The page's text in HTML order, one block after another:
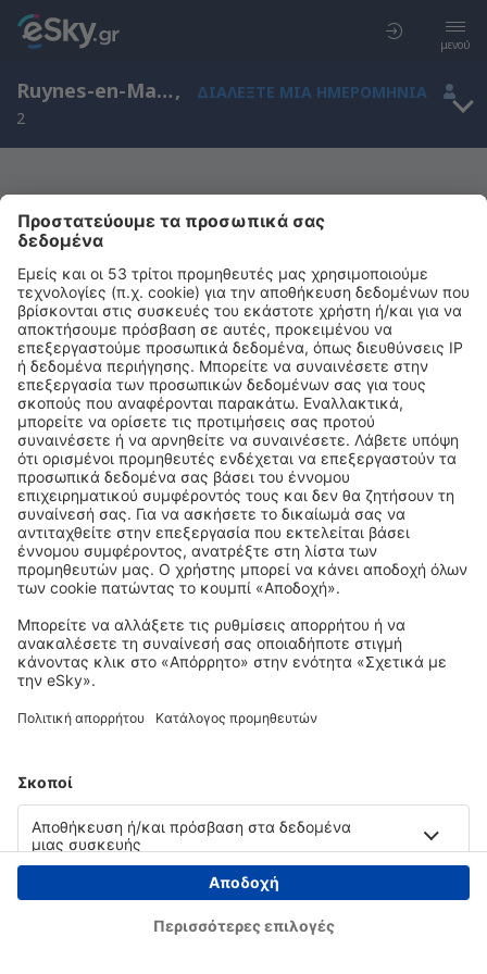
μενού
Ruynes-en-Margeride, Οβέρν, Γαλλία,
ΔΙΑΛΈΞΤΕ ΜΙΑ ΗΜΕΡΟΜΗΝΊΑ
2
Μας συγχωρείτε, δεν υπάρχουν
αποτελέσματα για την αναζήτησή σας
Προσπαθήστε να κάνετε αναζήτηση με διαφορετικά κριτήρια
Copyright © eSky.gr. Με την επιφύλαξη παντός νομίμου δικαιώματος.